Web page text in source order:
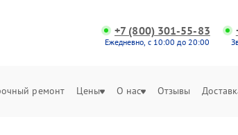
+7 (800) 301-55-83
Ежедневно, с 10:00 до 20:00
ремонт Цены О нас Отзывы